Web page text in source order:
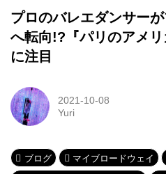
プロのバレエダンサー
へ転向!?『パリのアメ
に注目
2021-10-08
Yuri
ブログ マイブロードウェイ